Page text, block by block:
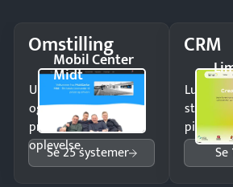
Omstilling
Mobil Center
Midt
Undgå tabte opkald
og giv kunderne en
professionel
oplevelse.
Se 25 systemer
CRM
Luk